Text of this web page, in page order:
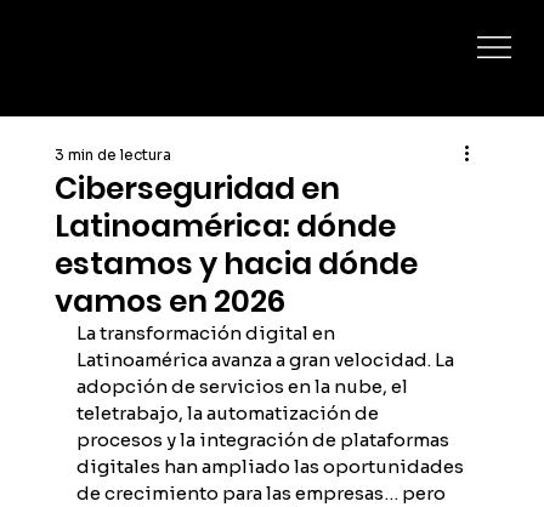
Ciberseguridad en
Latinoamérica: dónde
estamos y hacia dónde
vamos en 2026
3 min de lectura
La transformación digital en
Latinoamérica avanza a gran velocidad. La
adopción de servicios en la nube, el
teletrabajo, la automatización de
procesos y la integración de plataformas
digitales han ampliado las oportunidades
de crecimiento para las empresas… pero